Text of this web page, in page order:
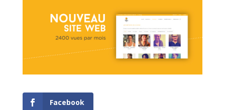
Facebook